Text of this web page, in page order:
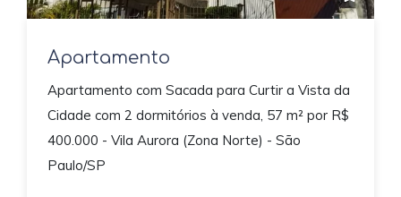
Apartamento
Apartamento com Sacada para Curtir a Vista da
Cidade com 2 dormitórios à venda, 57 m² por R$
400.000 - Vila Aurora (Zona Norte) - São
Paulo/SP